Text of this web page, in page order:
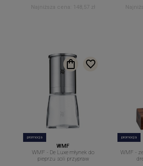
Najniższa cena:
148,57 zł
promocja
WMF
WMF - De Luxe młynek do
pieprzu soli przypraw
promocja
WMF -